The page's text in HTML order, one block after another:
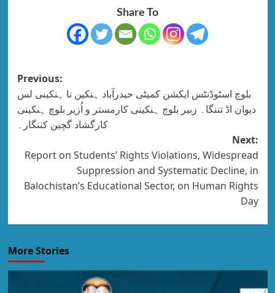
Share To
Previous:
بلوچ اسٹوڈنٹس ایکشن کمیٹی حیدرآباد ہنکین نا ہنکینی لس
دیوان اڈ تننگا۔ زبیر بلوچ ہنکینی کارمستر و اُزیر بلوچ ہنکینی
کارگشاد گچین کننگار۔
Next:
Report on Students’ Rights Violations, Widespread
Suppression and Systematic Decline, in
Balochistan’s Educational Sector, on Human Rights
Day
More Stories